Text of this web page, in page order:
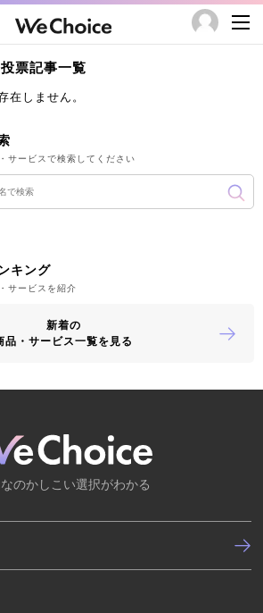
票記事一覧
在しません。
サービスで検索してください
キング
サービスを紹介
新着の
品・サービス一覧を見る
のかしこい選択がわかる